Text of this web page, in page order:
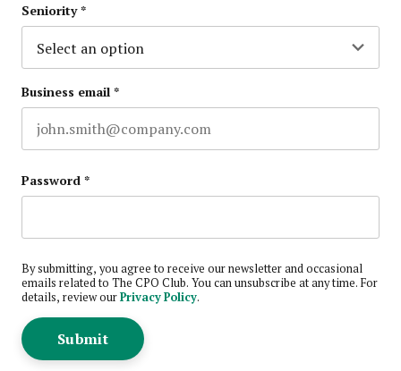
Seniority*
Business email*
Password*
By submitting, you agree to receive our newsletter and occasional
emails related to The CPO Club. You can unsubscribe at any time. For
details, review ourPrivacy Policy.